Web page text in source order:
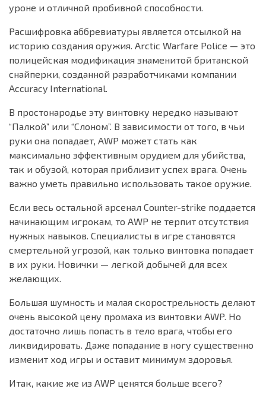
уроне и отличной пробивной способности.
Расшифровка аббревиатуры является отсылкой на
историю создания оружия. Arctic Warfare Police — это
полицейская модификация знаменитой британской
снайперки, созданной разработчиками компании
Accuracy International.
В простонародье эту винтовку нередко называют
“Палкой” или “Слоном”. В зависимости от того, в чьи
руки она попадает, AWP может стать как
максимально эффективным орудием для убийства,
так и обузой, которая приблизит успех врага. Очень
важно уметь правильно использовать такое оружие.
Если весь остальной арсенал Counter-strike поддается
начинающим игрокам, то AWP не терпит отсутствия
нужных навыков. Специалисты в игре становятся
смертельной угрозой, как только винтовка попадает
в их руки. Новички — легкой добычей для всех
желающих.
Большая шумность и малая скорострельность делают
очень высокой цену промаха из винтовки AWP. Но
достаточно лишь попасть в тело врага, чтобы его
ликвидировать. Даже попадание в ногу существенно
изменит ход игры и оставит минимум здоровья.
Итак, какие же из AWP ценятся больше всего?